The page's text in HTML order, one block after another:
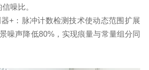
噪比。
+：脉冲计数检测技术使动态范围扩展
噪声降低80%，实现痕量与常量组分同